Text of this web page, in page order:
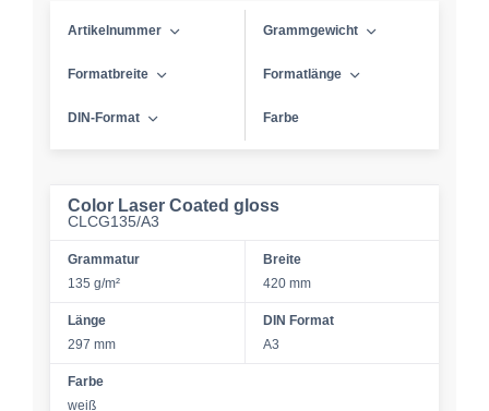
Artikelnummer Grammgewicht
Formatbreite Formatlänge
DIN-Format Farbe
Color Laser Coated gloss
CLCG135/A3
Grammatur
135 g/m²
Breite
420 mm
Länge
297 mm
DIN Format
A3
Farbe
weiß